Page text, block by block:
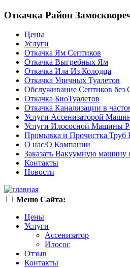
Откачка Район
Цены
Услуги
Откачка Ям Септиков
Откачка Выгребных Ям
Откачка Ила Из Колодца
Откачка Уличных Туалетов
Обслуживание Септиков без
Откачка БиоТуалетов
Откачка Канализации в
Услуги Ассенизаторой
Услуги Илососной Машины
Промывка и Прочистка Труб
О нас/О Компании
Заказать Вакуумную машину
Контакты
Новости
Меню Сайта:
Цены
Услуги
Ассенизатор
Илосос
Отзыв
Контакты